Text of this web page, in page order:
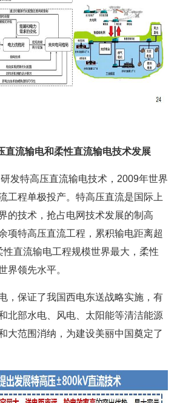
直流输电和柔性直流输电技术发展
特高压直流输电技术，2009年世界
工程单极投产。特高压直流是国际上
的技术，抢占电网技术发展的制高
项特高压直流工程，累积输电距离超
直流输电工程规模世界最大，柔性
界领先水平。
保证了我国西电东送战略实施，有
北部水电、风电、太阳能等清洁能源
大范围消纳，为建设美丽中国奠定了